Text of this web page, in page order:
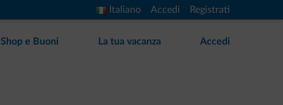
Italiano Accedi Registrati
Shop e Buoni La tua vacanza Accedi